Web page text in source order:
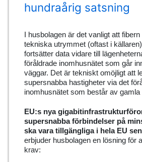
hundraårig satsning
I husbolagen är det vanligt att
tekniska utrymmet (oftast i
fortsätter data vidare till
föråldrade inomhusnätet som går
väggar. Det är tekniskt omöjligt att
supersnabba hastigheter via det
inomhusnätet som består av gamla
EU:s nya
supersnabba förbindelser på
ska vara tillgängliga i hela EU
erbjuder husbolagen en lösning för
krav: